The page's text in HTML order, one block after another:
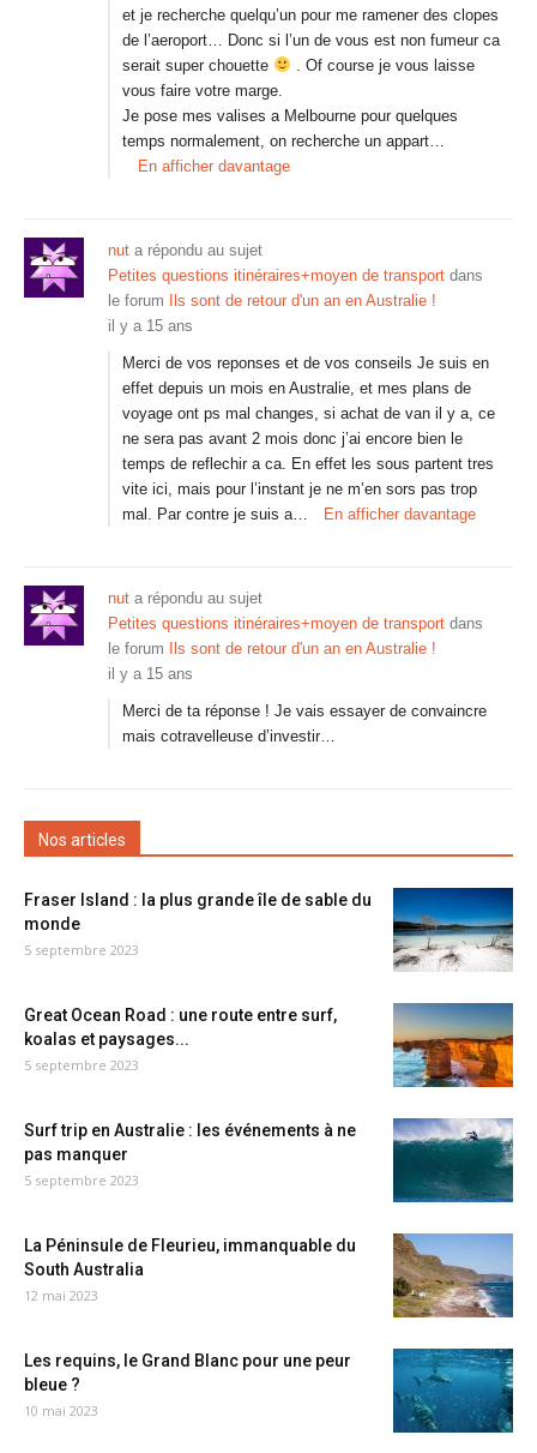
et je recherche quelqu’un pour me ramener des clopes
de l’aeroport… Donc si l’un de vous est non fumeur ca
serait super chouette
. Of course je vous laisse
vous faire votre marge.
Je pose mes valises a Melbourne pour quelques
temps normalement, on recherche un appart…
En afficher davantage
nut a répondu au sujet
Petites questions itinéraires+moyen de transport dans
le forum
Ils sont de retour d'un an en Australie !
il y a 15 ans
Merci de vos reponses et de vos conseils Je suis en
effet depuis un mois en Australie, et mes plans de
voyage ont ps mal changes, si achat de van il y a, ce
ne sera pas avant 2 mois donc j’ai encore bien le
temps de reflechir a ca. En effet les sous partent tres
vite ici, mais pour l’instant je ne m’en sors pas trop
mal. Par contre je suis a…
En afficher davantage
nut a répondu au sujet
Petites questions itinéraires+moyen de transport dans
le forum
Ils sont de retour d'un an en Australie !
il y a 15 ans
Merci de ta réponse ! Je vais essayer de convaincre
mais cotravelleuse d’investir…
Nos articles
Fraser Island : la plus grande île de sable du
monde
5 septembre 2023
Great Ocean Road : une route entre surf,
koalas et paysages...
5 septembre 2023
Surf trip en Australie : les événements à ne
pas manquer
5 septembre 2023
La Péninsule de Fleurieu, immanquable du
South Australia
12 mai 2023
Les requins, le Grand Blanc pour une peur
bleue ?
10 mai 2023